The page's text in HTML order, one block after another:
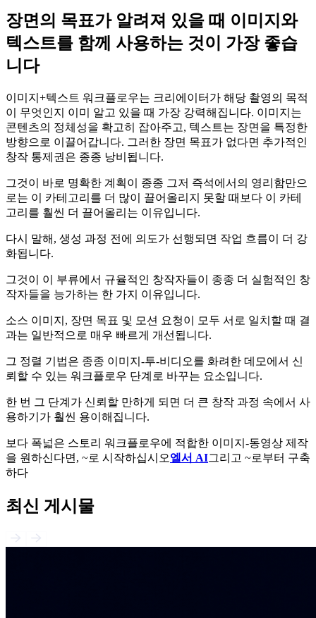
장면의 목표가 알려져 있을 때 이미지와
텍스트를 함께 사용하는 것이 가장 좋습
니다
이미지+텍스트 워크플로우는 크리에이터가 해당 촬영의 목적
이 무엇인지 이미 알고 있을 때 가장 강력해집니다. 이미지는
콘텐츠의 정체성을 확고히 잡아주고, 텍스트는 장면을 특정한
방향으로 이끌어갑니다. 그러한 장면 목표가 없다면 추가적인
창작 통제권은 종종 낭비됩니다.
그것이 바로 명확한 계획이 종종 그저 즉석에서의 영리함만으
로는 이 카테고리를 더 많이 끌어올리지 못할 때보다 이 카테
고리를 훨씬 더 끌어올리는 이유입니다.
다시 말해, 생성 과정 전에 의도가 선행되면 작업 흐름이 더 강
화됩니다.
그것이 이 부류에서 규율적인 창작자들이 종종 더 실험적인 창
작자들을 능가하는 한 가지 이유입니다.
소스 이미지, 장면 목표 및 모션 요청이 모두 서로 일치할 때 결
과는 일반적으로 매우 빠르게 개선됩니다.
그 정렬 기법은 종종 이미지-투-비디오를 화려한 데모에서 신
뢰할 수 있는 워크플로우 단계로 바꾸는 요소입니다.
한 번 그 단계가 신뢰할 만하게 되면 더 큰 창작 과정 속에서 사
용하기가 훨씬 용이해집니다.
보다 폭넓은 스토리 워크플로우에 적합한 이미지-동영상 제작
을 원하신다면, ~로 시작하십시오엘서 AI그리고 ~로부터 구축
하다
최신 게시물